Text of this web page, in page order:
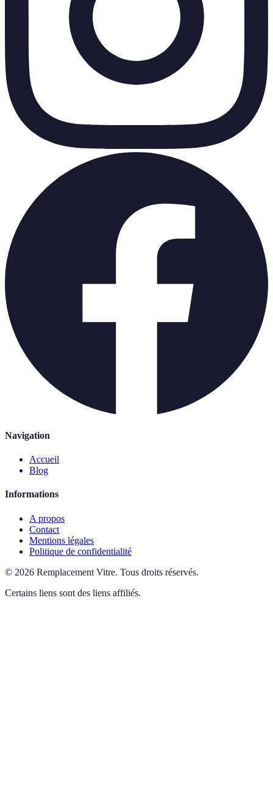
Navigation
Accueil
Blog
Informations
A propos
Contact
Mentions légales
Politique de confidentialité
© 2026 Remplacement Vitre. Tous droits réservés.
Certains liens sont des liens affiliés.